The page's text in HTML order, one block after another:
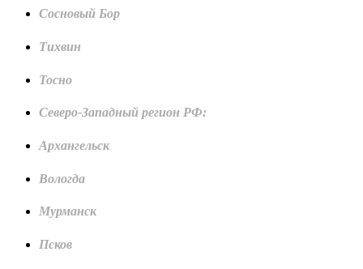
Сосновый Бор
Тихвин
Тосно
Северо-Западный регион РФ:
Архангельск
Вологда
Мурманск
Псков